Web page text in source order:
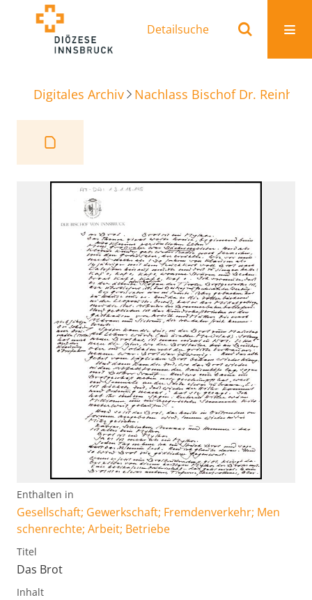
Detailsuche
Digitales Archiv Nachlass Bischof Dr.
Enthalten in
Gesellschaft; Gewerkschaft; Fremdenverkehr; Men
schenrechte; Arbeit; Betriebe
Titel
Das Brot
Inhalt